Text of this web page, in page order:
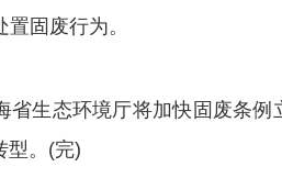
固废行为。
态环境厅将加快固废条例
型。(完)